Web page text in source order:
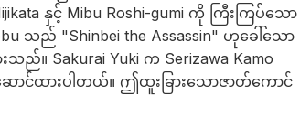
နှင့် Mibu Roshi-gumi ကို ကြီးကြပ်သော
သည် "Shinbei the Assassin" ဟုခေါ်သော
သည်။ Sakurai Yuki က Serizawa Kamo
ာင်ထားပါတယ်။ ဤထူးခြားသောဇာတ်ကောင်